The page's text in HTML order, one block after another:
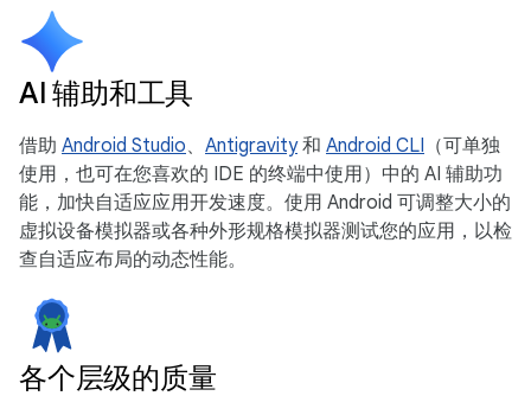
AI 辅助和工具
借助 Android Studio、 Antigravity和 Android CLI （可单独
使用，也可在您喜欢的 IDE 的终端中使用）中的 AI 辅助功
能，加快自适应应用开发速度。使用 Android 可调整大小的
虚拟设备模拟器或各种外形规格模拟器测试您的应用，以检
查自适应布局的动态性能。
各个层级的质量